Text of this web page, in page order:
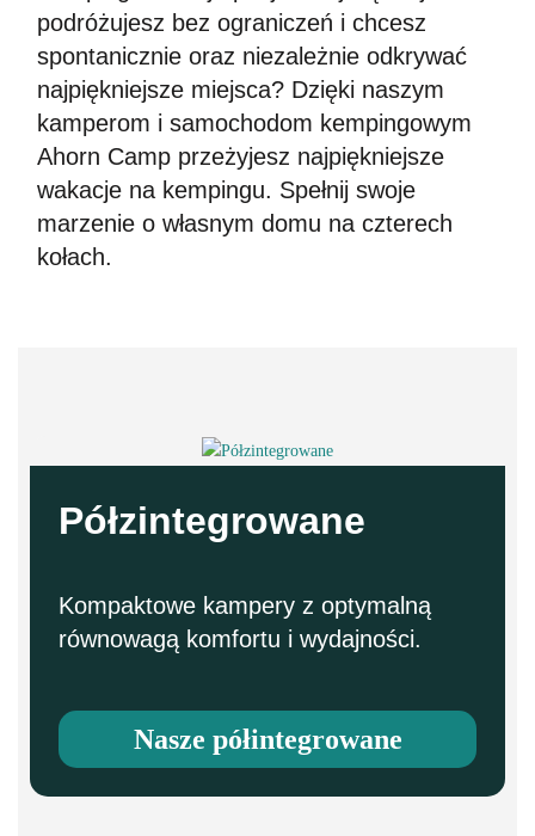
Komfort und Exklusivität entscheiden
podróżujesz bez ograniczeń i chcesz
spontanicznie oraz niezależnie odkrywać
najpiękniejsze miejsca? Dzięki naszym
kamperom i samochodom kempingowym
Ahorn Camp przeżyjesz najpiękniejsze
wakacje na kempingu. Spełnij swoje
marzenie o własnym domu na czterech
kołach.
Półzintegrowane
Kompaktowe kampery z optymalną
równowagą komfortu i wydajności.
Nasze półintegrowane